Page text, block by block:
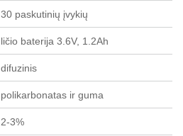
30 paskutinių įvykių
ličio baterija 3.6V, 1.2Ah
difuzinis
polikarbonatas ir guma
2-3%